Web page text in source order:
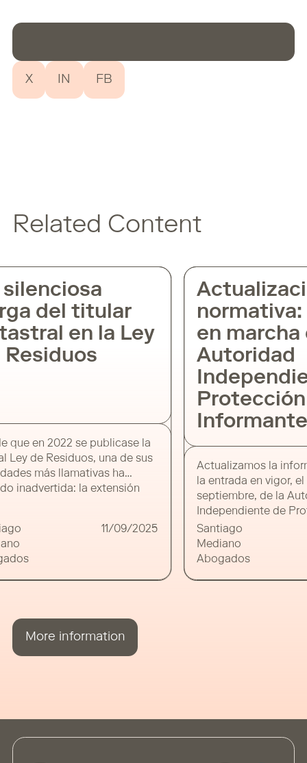
X IN FB
Related Content
del titular
en la Ley
que en 2022 se publicase la
de Residuos, una de sus
más llamativas ha
inadvertida: la extensión
donde aparezcan
Se trata de una inclusión
—ausente en las normas
que coloca a los
11/09/2025
normativa:
en marcha
Autoridad
Protección
Informante
Actualizamos la
la entrada en vigor, el
septiembre, de la
Independiente de
Informante, de la
cual informamos hace
semanas. La A.A.I ha
Santiago
Mediano
Abogados
More information